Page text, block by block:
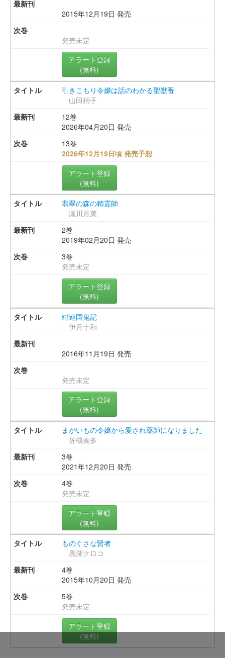
2015年12月19日 発売
発売未定
アラート登録
(無料)
引きこもり令嬢は話のわかる聖獣番
山田桐子
12巻
2026年04月20日 発売
13巻
2026年12月19日頃 発売予想
アラート登録
(無料)
翡翠の森の精霊師
瀬川月菜
2巻
2019年02月20日 発売
3巻
発売未定
アラート登録
(無料)
緋連国鬼記
伊月十和
2016年11月19日 発売
発売未定
アラート登録
(無料)
まがいもの令嬢から愛され薬師になりました
佐槻奏多
3巻
2021年12月20日 発売
4巻
発売未定
アラート登録
(無料)
ものぐさな賢者
黒湖クロコ
4巻
2015年10月20日 発売
5巻
発売未定
アラート登録
(無料)